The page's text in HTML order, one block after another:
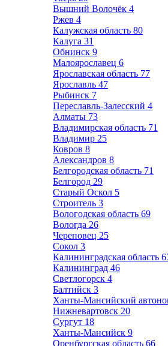
Вышний Волочёк 4
Ржев 4
Калужская область 80
Калуга 31
Обнинск 9
Малоярославец 6
Ярославская область 77
Ярославль 47
Рыбинск 7
Переславль-Залесский 4
Алматы 73
Владимирская область 71
Владимир 25
Ковров 8
Александров 8
Белгородская область 71
Белгород 29
Старый Оскол 5
Строитель 3
Вологодская область 69
Вологда 26
Череповец 25
Сокол 3
Калининградская область
Калининград 46
Светлогорск 4
Балтийск 3
Ханты-Мансийский
Нижневартовск 20
Сургут 18
Ханты-Мансийск 9
Оренбургская область 66